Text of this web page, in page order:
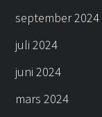
september 2024
juli 2024
juni 2024
mars 2024